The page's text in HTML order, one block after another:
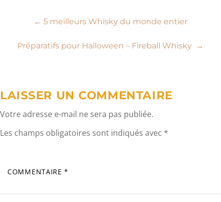
Navigation
de
← 5 meilleurs Whisky du monde entier
Préparatifs pour Halloween – Fireball Whisky →
LAISSER UN COMMENTAIRE
Votre adresse e-mail ne sera pas publiée.
Les champs obligatoires sont indiqués avec *
COMMENTAIRE*